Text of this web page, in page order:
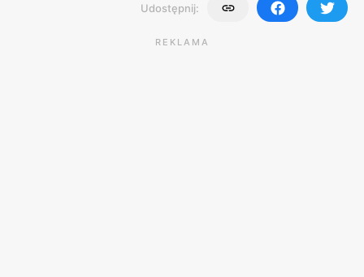
Udostępnij:
REKLAMA